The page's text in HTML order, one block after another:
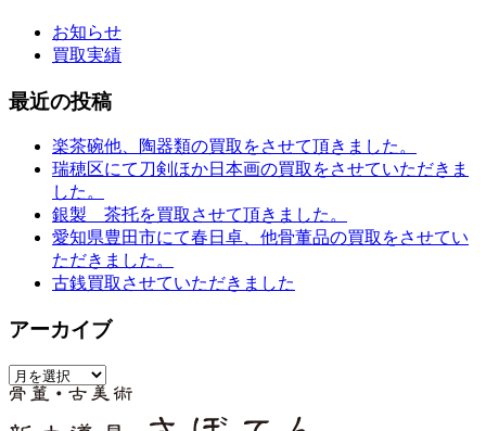
お知らせ
買取実績
最近の投稿
楽茶碗他、陶器類の買取をさせて頂きました。
瑞穂区にて刀剣ほか日本画の買取をさせていただきま
した。
銀製 茶托を買取させて頂きました。
愛知県豊田市にて春日卓、他骨董品の買取をさせてい
ただきました。
古銭買取させていただきました
アーカイブ
ア
ー
カ